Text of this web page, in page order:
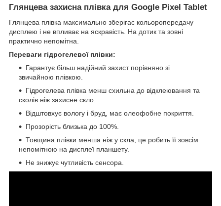
Глянцева захисна плівка для Google Pixel Tablet
Глянцева плівка максимально зберігає кольоропередачу
дисплею і не впливає на яскравість. На дотик та зовні
практично непомітна.
Переваги гідрогелевої плівки:
Гарантує більш надійний захист порівняно зі
звичайною плівкою.
Гідрогелева плівка менш схильна до відклеювання та
сколів ніж захисне скло.
Відштовхує вологу і бруд, має олеофобне покриття.
Прозорість близька до 100%.
Товщина плівки менша ніж у скла, це робить її зовсім
непомітною на дисплеї планшету.
Не знижує чутливість сенсора.